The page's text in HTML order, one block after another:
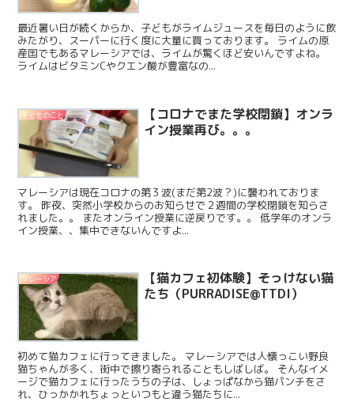
最近暑い日が続くからか、子どもがライムジュースを毎日のように飲
みたがり、スーパーに行く度に大量に買っております。 ライムの原
産国でもあるマレーシアでは、ライムが驚くほど安いんですよね。
ライムはビタミンCやクエン酸が豊富なの...
子どものこと
【コロナでまた学校閉鎖】オンラ
イン授業再び。。。
マレーシアは現在コロナの第３波(まだ第2波？)に襲われておりま
す。 昨夜、突然小学校からのお知らせで２週間の学校閉鎖を知らさ
れました。。 またオンライン授業に逆戻りです。。 低学年のオンラ
イン授業、、集中できないんですよ...
マレーシア
【猫カフェ初体験】そっけない猫
たち（PURRADISE@TTDI）
初めて猫カフェに行ってきました。 マレーシアでは人懐っこい野良
猫ちゃんが多く、街中で擦り寄られることもしばしば。 そんなイメ
ージで猫カフェに行ったうちの子は、しょっぱなから猫パンチをさ
れ、ひっかかれちょっといつもと違う猫たちに...